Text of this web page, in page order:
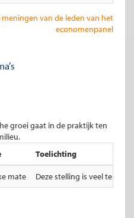
van de leden van het
economenpanel
groei gaat in de praktijk ten
Toelichting
mate Deze stelling is veel te kort